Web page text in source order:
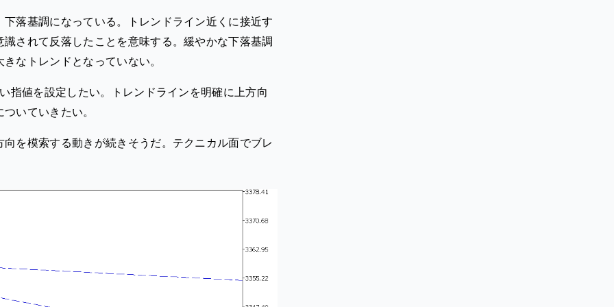
落基調になっている。トレンドライン近くに接近す
されて反落したことを意味する。緩やかな下落基調
なトレンドとなっていない。
指値を設定したい。トレンドラインを明確に上方向
いていきたい。
を模索する動きが続きそうだ。テクニカル面でブレ